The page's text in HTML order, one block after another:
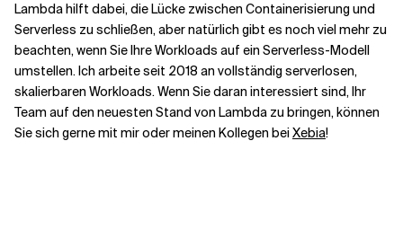
Lambda hilft dabei, die Lücke zwischen Containerisierung und
Serverless zu schließen, aber natürlich gibt es noch viel mehr zu
beachten, wenn Sie Ihre Workloads auf ein Serverless-Modell
umstellen. Ich arbeite seit 2018 an vollständig serverlosen,
skalierbaren Workloads. Wenn Sie daran interessiert sind, Ihr
Team auf den neuesten Stand von Lambda zu bringen, können
Sie sich gerne mit mir oder meinen Kollegen beiXebia!